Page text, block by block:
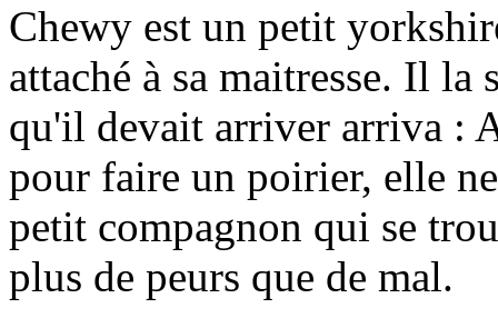
Chewy est un petit
attaché à sa maitresse. Il
qu'il devait arriver arriva :
pour faire un poirier, elle
petit compagnon qui se
plus de peurs que de mal.